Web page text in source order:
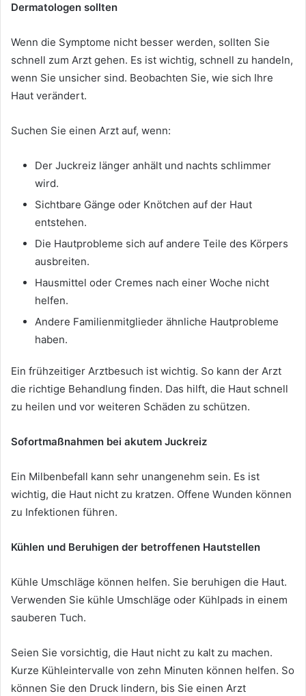
Dermatologen sollten
Wenn die Symptome nicht besser werden, sollten Sie
schnell zum Arzt gehen. Es ist wichtig, schnell zu handeln,
wenn Sie unsicher sind. Beobachten Sie, wie sich Ihre
Haut verändert.
Suchen Sie einen Arzt auf, wenn:
Der Juckreiz länger anhält und nachts schlimmer
wird.
Sichtbare Gänge oder Knötchen auf der Haut
entstehen.
Die Hautprobleme sich auf andere Teile des Körpers
ausbreiten.
Hausmittel oder Cremes nach einer Woche nicht
helfen.
Andere Familienmitglieder ähnliche Hautprobleme
haben.
Ein frühzeitiger Arztbesuch ist wichtig. So kann der Arzt
die richtige Behandlung finden. Das hilft, die Haut schnell
zu heilen und vor weiteren Schäden zu schützen.
Sofortmaßnahmen bei akutem Juckreiz
Ein Milbenbefall kann sehr unangenehm sein. Es ist
wichtig, die Haut nicht zu kratzen. Offene Wunden können
zu Infektionen führen.
Kühlen und Beruhigen der betroffenen Hautstellen
Kühle Umschläge können helfen. Sie beruhigen die Haut.
Verwenden Sie kühle Umschläge oder Kühlpads in einem
sauberen Tuch.
Seien Sie vorsichtig, die Haut nicht zu kalt zu machen.
Kurze Kühleintervalle von zehn Minuten können helfen. So
können Sie den Druck lindern, bis Sie einen Arzt